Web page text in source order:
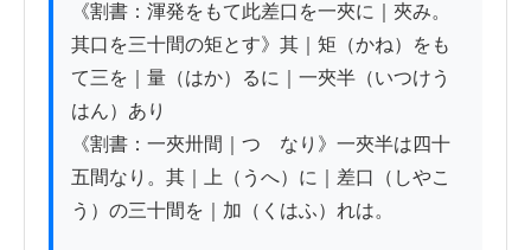
《割書：渾発をもて此差口を一夾に｜夾み。
其口を三十間の矩とす》其｜矩（かね）をも
て三を｜量（はか）るに｜一夾半（いつけう
はん）あり
《割書：一夾卅間｜つゝなり》一夾半は四十
五間なり。其｜上（うへ）に｜差口（しやこ
う）の三十間を｜加（くはふ）れは。